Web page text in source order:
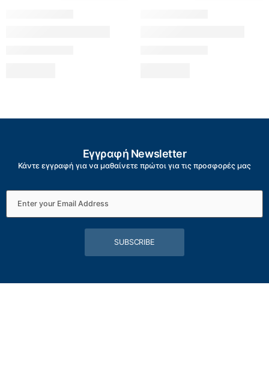
Εγγραφή Newsletter
Κάντε εγγραφή για να μαθαίνετε πρώτοι για τις προσφορές μας
SUBSCRIBE